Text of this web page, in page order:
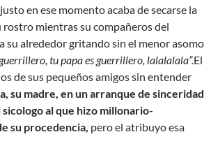
en ese momento acaba de secarse la
rostro mientras su compañeros del
su alrededor gritando sin el menor asomo
tu papa es guerrillero, lalalalala”.El
de sus pequeños amigos sin entender
su madre, en un arranque de sinceridad
al que hizo millonario-
su procedencia, pero el atribuyo esa